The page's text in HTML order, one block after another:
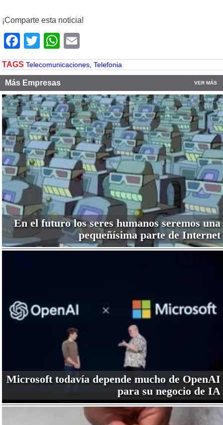
¡Comparte esta noticia!
Facebook
TwitterWhatsApp
TAGS Telecomunicaciones Telefonia
Más Empresas VER MÁS
En el futuro los seres humanos seremos una
pequeñísima parte de Internet
Microsoft todavía depende mucho de OpenAI
para su negocio de IA